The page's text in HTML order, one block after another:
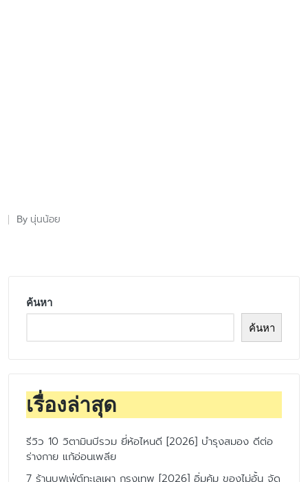
Posted
By นุ่นน้อย
ค้นหา
ค้นหา
เรื่องล่าสุด
รีวิว 10 วิตามินบีรวม ยี่ห้อไหนดี [2026] บำรุงสมอง ดีต่อ
ร่างกาย แก้อ่อนเพลีย
7 ร้านบุฟเฟ่ต์ทะเลเผา กรุงเทพ [2026] อิ่มคุ้ม ของไม่อั้น จัด